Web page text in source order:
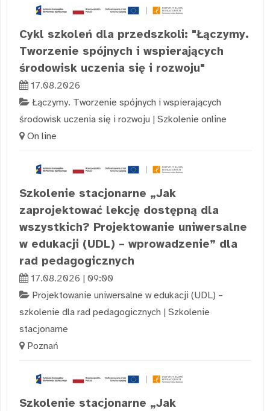
Cykl szkoleń dla przedszkoli: "Łączymy.
Tworzenie spójnych i wspierających
środowisk uczenia się i rozwoju"
17.08.2026
Łączymy. Tworzenie spójnych i wspierających
środowisk uczenia się i rozwoju | Szkolenie online
On line
Szkolenie stacjonarne „Jak
zaprojektować lekcję dostępną dla
wszystkich? Projektowanie uniwersalne
w edukacji (UDL) – wprowadzenie” dla
rad pedagogicznych
17.08.2026 | 09:00
Projektowanie uniwersalne w edukacji (UDL) –
szkolenie dla rad pedagogicznych | Szkolenie
stacjonarne
Poznań
Szkolenie stacjonarne „Jak